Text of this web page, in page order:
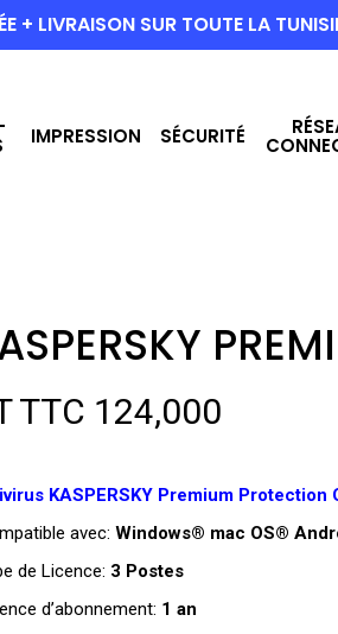
+ LIVRAISON SUR TOUTE LA
IMPRESSION SÉCURITÉ
TTC 124,000
KASPERSKY Premium Protection
avec: Windows® mac OS®
de Licence: 3 Postes
d’abonnement: 1 an